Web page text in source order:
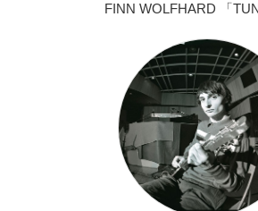
FINN WOLFHARD 「